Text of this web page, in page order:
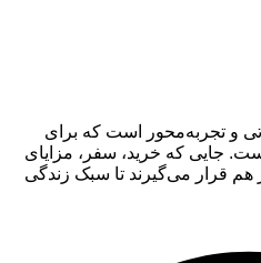
و تجربه‌محور است که برای
جایی که خرید، سفر، مزایای
قرار می‌گیرند تا سبک زندگی